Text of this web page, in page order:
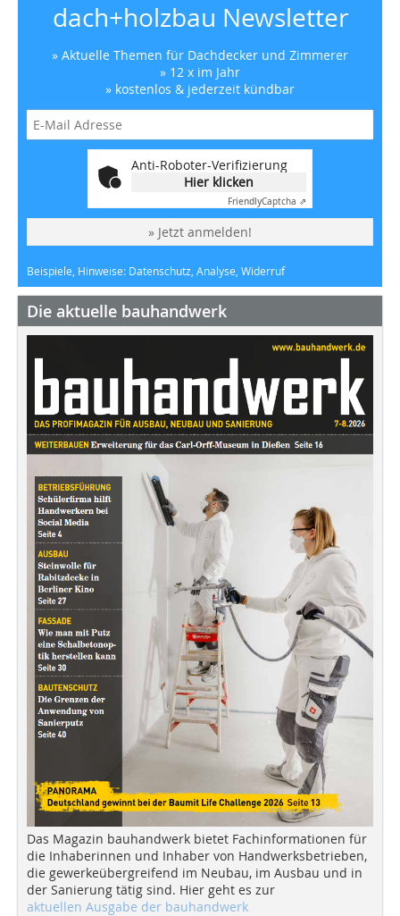
dach+holzbau Newsletter
» Aktuelle Themen für Dachdecker und Zimmerer
» 12 x im Jahr
» kostenlos & jederzeit kündbar
Anti-Roboter-Verifizierung
Hier klicken
FriendlyCaptcha ⇗
» Jetzt anmelden!
Beispiele, Hinweise: Datenschutz, Analyse, Widerruf
Die aktuelle bauhandwerk
Das Magazin bauhandwerk bietet Fachinformationen für
die Inhaberinnen und Inhaber von Handwerksbetrieben,
die gewerkeübergreifend im Neubau, im Ausbau und in
der Sanierung tätig sind. Hier geht es zur
aktuellen Ausgabe der bauhandwerk